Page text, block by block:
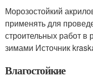
Морозостойкий
применять для
строительных работ в
зимами Источник
Влагостойкие